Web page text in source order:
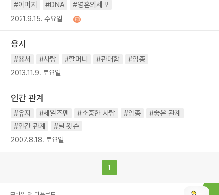
#어머지
#DNA #영혼의세포
2021.9.15. 수요일
용서
#용서 #사랑 #할머니 #관대함 #임종
2013.11.9. 토요일
인간 관계
#유지 #세일즈맨 #소중한 사람 #임종
#좋은 관계
#인간 관계
#닐 왓슨
2007.8.18. 토요일
1